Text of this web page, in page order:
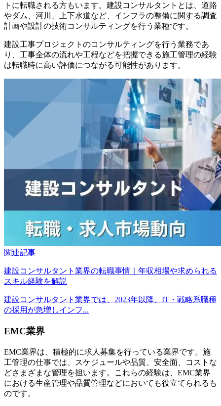
トに転職される方もいます。建設コンサルタントとは、道路
やダム、河川、上下水道など、インフラの整備に関する調査
計画や設計の技術コンサルティングを行う業種です。
建設工事プロジェクトのコンサルティングを行う業務であ
り、工事全体の流れや工程などを把握できる施工管理の経験
は転職時に高い評価につながる可能性があります。
関連記事
建設コンサルタント業界の転職事情｜年収相場や求められる
スキル経験を解説
建設コンサルタント業界では、2023年以降、IT・戦略系職種
の採用が急増しインフ...
EMC業界
EMC業界は、積極的に求人募集を行っている業界です。施
工管理の仕事では、スケジュールや品質、安全面、コストな
どさまざまな管理を担います。これらの経験は、EMC業界
における生産管理や品質管理などにおいても役立てられるも
のです。